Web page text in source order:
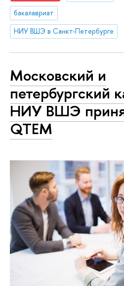
бакалавриат
НИУ ВШЭ в Санкт-Петербурге
Московский и
петербургский
НИУ ВШЭ
QTEM